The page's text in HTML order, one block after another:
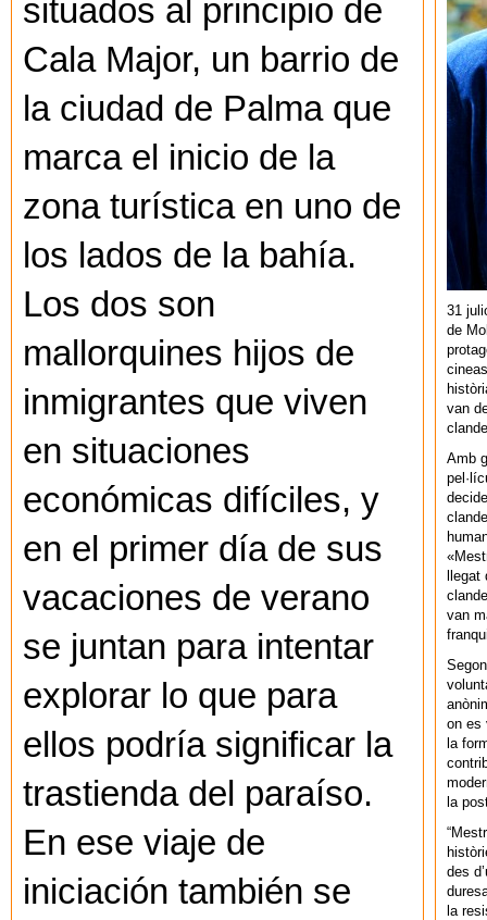
situados al principio de
Cala Major, un barrio de
la ciudad de Palma que
marca el inicio de la
zona turística en uno de
los lados de la bahía.
Los dos son
mallorquines hijos de
inmigrantes que viven
en situaciones
económicas difíciles, y
en el primer día de sus
vacaciones de verano
se juntan para intentar
explorar lo que para
ellos podría significar la
trastienda del paraíso.
En ese viaje de
iniciación también se
31
de
van
Amb
van
on es
la
la
des
la